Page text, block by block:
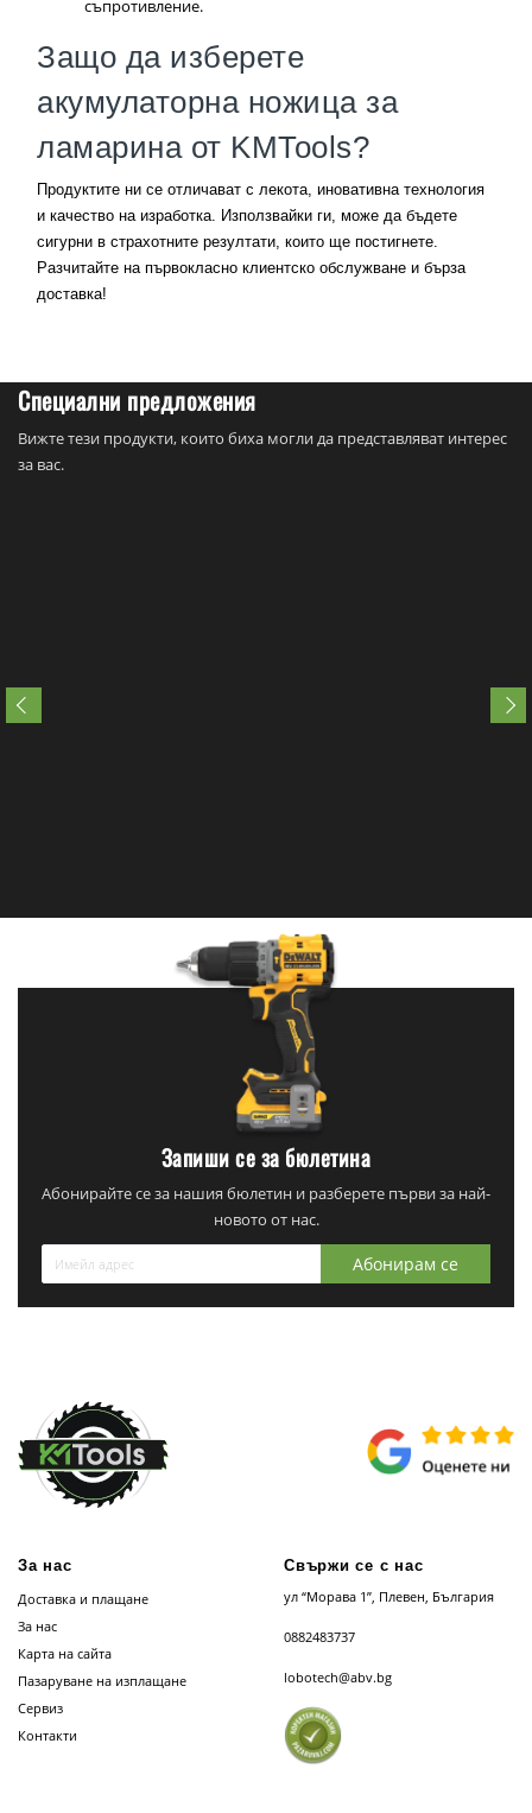
съпротивление.
Защо да изберете
акумулаторна ножица за
ламарина от KMTools?
Продуктите ни се отличават с лекота, иновативна технология
и качество на изработка. Използвайки ги, може да бъдете
сигурни в страхотните резултати, които ще постигнете.
Разчитайте на първокласно клиентско обслужване и бърза
доставка!
Специални предложения
Вижте тези продукти, които биха могли да представляват интерес
за вас.
Запиши се за бюлетина
Абонирайте се за нашия бюлетин и разберете първи за най-
новото от нас.
Абонирам се
За нас
Доставка и плащане
За нас
Карта на сайта
Пазаруване на изплащане
Сервиз
Контакти
Свържи се с нас
ул “Морава 1”, Плевен, България
0882483737
lobotech@abv.bg